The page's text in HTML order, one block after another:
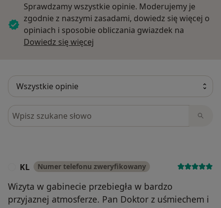
Sprawdzamy wszystkie opinie. Moderujemy je
zgodnie z naszymi zasadami, dowiedz się więcej o
opiniach i sposobie obliczania gwiazdek na
Dowiedz się więcej
Szukaj w opiniach
KL Numer telefonu zweryfikowany
Wizyta w gabinecie przebiegła w bardzo
przyjaznej atmosferze. Pan Doktor z uśmiechem i